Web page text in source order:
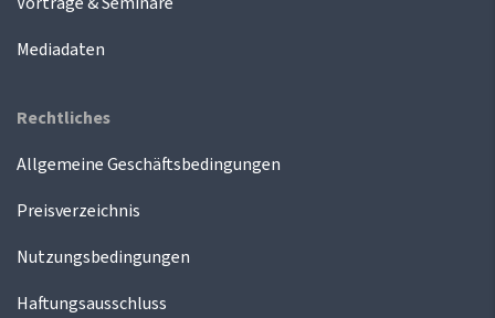
Mediadaten
Rechtliches
Allgemeine Geschäftsbedingungen
Preisverzeichnis
Nutzungsbedingungen
Haftungsausschluss